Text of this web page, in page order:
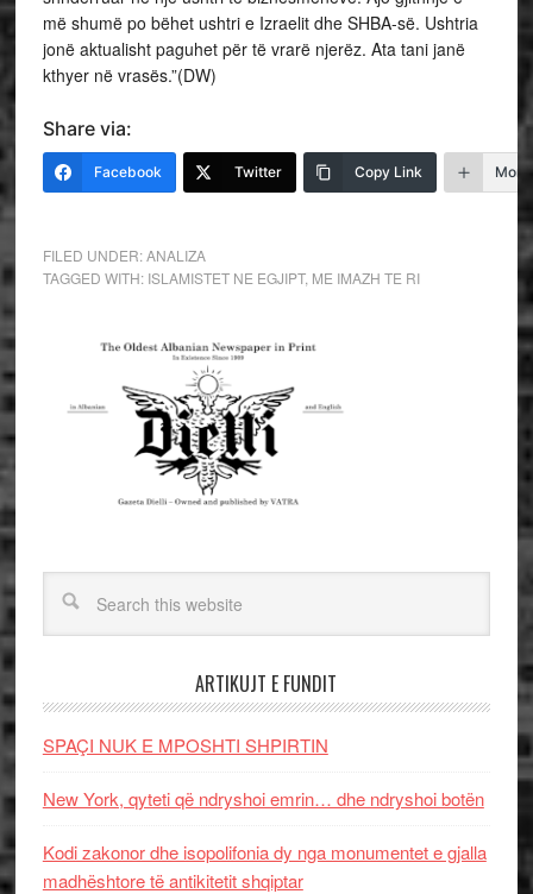
më shumë po bëhet ushtri e Izraelit dhe SHBA-së. Ushtria
jonë aktualisht paguhet për të vrarë njerëz. Ata tani janë
kthyer në vrasës.”(DW)
Share via:
Facebook Twitter Copy Link More
FILED UNDER:ANALIZA
TAGGED WITH: ISLAMISTET NE EGJIPT, ME IMAZH TE RI
ARTIKUJT E FUNDIT
SPAÇI NUK E MPOSHTI SHPIRTIN
New York, qyteti që ndryshoi emrin… dhe ndryshoi botën
Kodi zakonor dhe isopolifonia dy nga monumentet e gjalla
madhështore të antikitetit shqiptar